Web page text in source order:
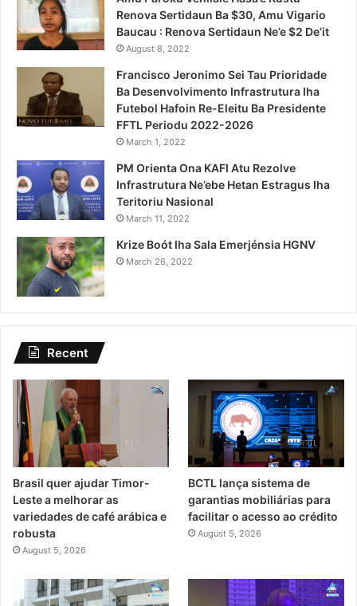
Renova Sertidaun Ba $30, Amu Vigario
Baucau : Renova Sertidaun Ne’e $2 De’it
August 8, 2022
Francisco Jeronimo Sei Tau Prioridade
Ba Desenvolvimento Infrastrutura Iha
Futebol Hafoin Re-Eleitu Ba Presidente
FFTL Periodu 2022-2026
March 1, 2022
PM Orienta Ona KAFI Atu Rezolve
Infrastrutura Ne’ebe Hetan Estragus Iha
Teritoriu Nasional
March 11, 2022
Krize Boót Iha Sala Emerjénsia HGNV
March 26, 2022
Recent
Brasil quer ajudar Timor-
Leste a melhorar as
variedades de café arábica e
robusta
August 5, 2026
BCTL lança sistema de
garantias mobiliárias para
facilitar o acesso ao crédito
August 5, 2026